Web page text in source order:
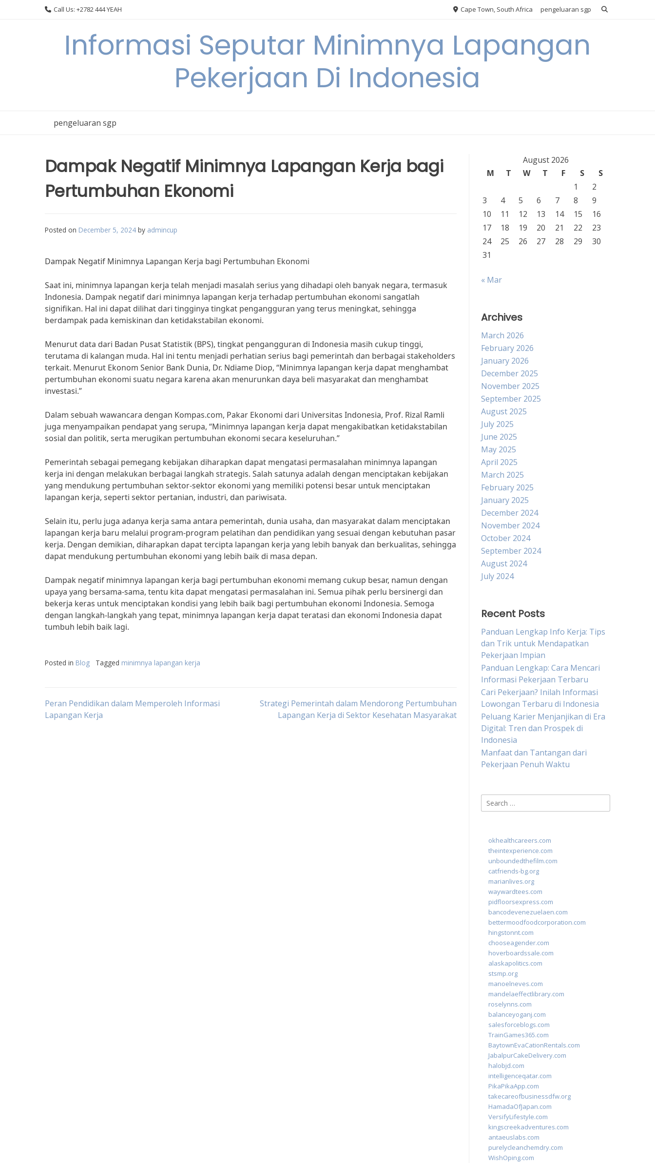
Call Us: +2782 444 YEAH Cape Town, South Africa pengeluaran sgp
Informasi Seputar Minimnya Lapangan
Pekerjaan Di Indonesia
pengeluaran sgp
Dampak Negatif Minimnya Lapangan Kerja bagi
Pertumbuhan Ekonomi
Posted on December 5, 2024 by admincup
Dampak Negatif Minimnya Lapangan Kerja bagi Pertumbuhan Ekonomi
Saat ini, minimnya lapangan kerja telah menjadi masalah serius yang dihadapi oleh banyak negara, termasuk
Indonesia. Dampak negatif dari minimnya lapangan kerja terhadap pertumbuhan ekonomi sangatlah
signifikan. Hal ini dapat dilihat dari tingginya tingkat pengangguran yang terus meningkat, sehingga
berdampak pada kemiskinan dan ketidakstabilan ekonomi.
Menurut data dari Badan Pusat Statistik (BPS), tingkat pengangguran di Indonesia masih cukup tinggi,
terutama di kalangan muda. Hal ini tentu menjadi perhatian serius bagi pemerintah dan berbagai stakeholders
terkait. Menurut Ekonom Senior Bank Dunia, Dr. Ndiame Diop, “Minimnya lapangan kerja dapat menghambat
pertumbuhan ekonomi suatu negara karena akan menurunkan daya beli masyarakat dan menghambat
investasi.”
Dalam sebuah wawancara dengan Kompas.com, Pakar Ekonomi dari Universitas Indonesia, Prof. Rizal Ramli
juga menyampaikan pendapat yang serupa, “Minimnya lapangan kerja dapat mengakibatkan ketidakstabilan
sosial dan politik, serta merugikan pertumbuhan ekonomi secara keseluruhan.”
Pemerintah sebagai pemegang kebijakan diharapkan dapat mengatasi permasalahan minimnya lapangan
kerja ini dengan melakukan berbagai langkah strategis. Salah satunya adalah dengan menciptakan kebijakan
yang mendukung pertumbuhan sektor-sektor ekonomi yang memiliki potensi besar untuk menciptakan
lapangan kerja, seperti sektor pertanian, industri, dan pariwisata.
Selain itu, perlu juga adanya kerja sama antara pemerintah, dunia usaha, dan masyarakat dalam menciptakan
lapangan kerja baru melalui program-program pelatihan dan pendidikan yang sesuai dengan kebutuhan pasar
kerja. Dengan demikian, diharapkan dapat tercipta lapangan kerja yang lebih banyak dan berkualitas, sehingga
dapat mendukung pertumbuhan ekonomi yang lebih baik di masa depan.
Dampak negatif minimnya lapangan kerja bagi pertumbuhan ekonomi memang cukup besar, namun dengan
upaya yang bersama-sama, tentu kita dapat mengatasi permasalahan ini. Semua pihak perlu bersinergi dan
bekerja keras untuk menciptakan kondisi yang lebih baik bagi pertumbuhan ekonomi Indonesia. Semoga
dengan langkah-langkah yang tepat, minimnya lapangan kerja dapat teratasi dan ekonomi Indonesia dapat
tumbuh lebih baik lagi.
Posted in Blog Tagged minimnya lapangan kerja
Post
Peran Pendidikan dalam Memperoleh Informasi
Lapangan Kerja
Strategi Pemerintah dalam Mendorong Pertumbuhan
Lapangan Kerja di Sektor Kesehatan Masyarakat
August 2026
M
T W T F S
S
1
2
3
4 5 6 7 8
9
10
11 12 13 14 15
16
17
18 19 20 21 22
23
24
25 26 27 28 29
30
31
« Mar
Archives
March 2026
February 2026
January 2026
December 2025
November 2025
September 2025
August 2025
July 2025
June 2025
May 2025
April 2025
March 2025
February 2025
January 2025
December 2024
November 2024
October 2024
September 2024
August 2024
July 2024
Recent Posts
Panduan Lengkap Info Kerja: Tips
dan Trik untuk Mendapatkan
Pekerjaan Impian
Panduan Lengkap: Cara Mencari
Informasi Pekerjaan Terbaru
Cari Pekerjaan? Inilah Informasi
Lowongan Terbaru di Indonesia
Peluang Karier Menjanjikan di Era
Digital: Tren dan Prospek di
Indonesia
Manfaat dan Tantangan dari
Pekerjaan Penuh Waktu
Search
for:
okhealthcareers.com
theintexperience.com
unboundedthefilm.com
catfriends-bg.org
marianlives.org
waywardtees.com
pidfloorsexpress.com
bancodevenezuelaen.com
bettermoodfoodcorporation.com
hingstonnt.com
chooseagender.com
hoverboardssale.com
alaskapolitics.com
stsmp.org
manoelneves.com
mandelaeffectlibrary.com
roselynns.com
balanceyoganj.com
salesforceblogs.com
TrainGames365.com
BaytownEvaCationRentals.com
JabalpurCakeDelivery.com
halobjd.com
intelligenceqatar.com
PikaPikaApp.com
takecareofbusinessdfw.org
HamadaOfJapan.com
VersifyLifestyle.com
kingscreekadventures.com
antaeuslabs.com
purelycleanchemdry.com
WishOping.com